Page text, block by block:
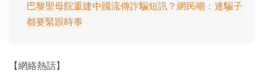
巴黎聖母院重建中國流傳詐騙短訊？網民嘲：連騙子
都要緊跟時事
【網絡熱話】